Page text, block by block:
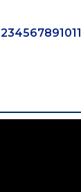
234567891011